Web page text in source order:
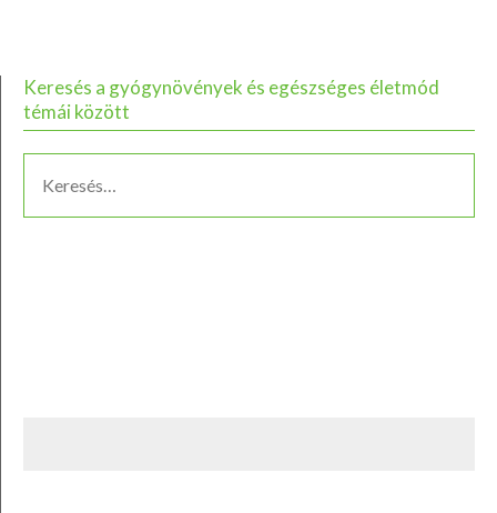
Keresés a gyógynövények és egészséges életmód
témái között